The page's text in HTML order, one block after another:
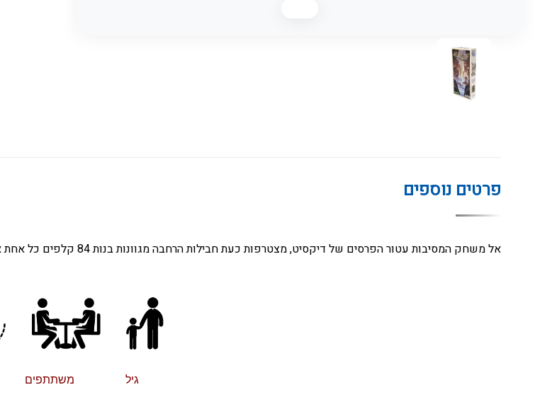
פרטים נוספים
אל משחק המסיבות עטור הפרסים של דיקסיט, מצטרפות כעת חבילות הרחבה מגוונות בנות 84 קלפים כל אחת אשר מעשירות את ערכות הבסיס של דיקסיט ו/או דיקסיט אודיסאה.
גיל משתתפים